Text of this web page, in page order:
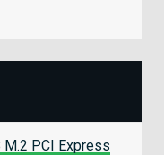
M.2 PCI Express